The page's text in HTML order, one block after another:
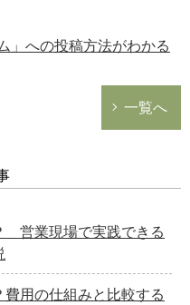
」への投稿方法がわかる
一覧へ
営業現場で実践できる
用の仕組みと比較する